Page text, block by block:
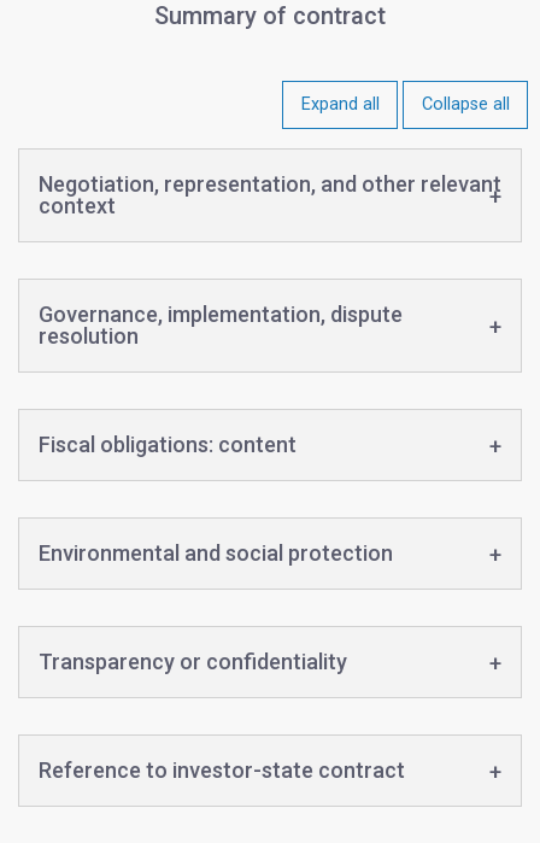
Summary of contract
Expand all Collapse all
Negotiation, representation, and other relevant
context
Governance, implementation, dispute
resolution
Fiscal obligations: content
Environmental and social protection
Transparency or confidentiality
Reference to investor-state contract